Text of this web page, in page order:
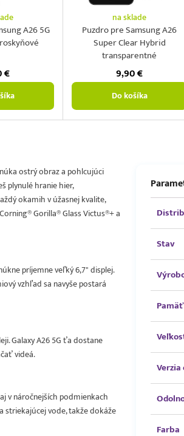
A26 5G
€
na sklade
Puzdro pre Samsung A26
Super Clear Hybrid
transparentné
9,90€
Do košíka
ostrý obraz a pohlcujúci
plynulé hranie hier,
okamih v úžasnej kvalite,
Gorilla® Glass Victus®+ a
príjemne veľký 6,7" displej.
vzhľad sa navyše postará
Galaxy A26 5G ťa dostane
videá.
v náročnejších podmienkach
striekajúcej vode, takže dokáže
Stav
Pamäť
Farba